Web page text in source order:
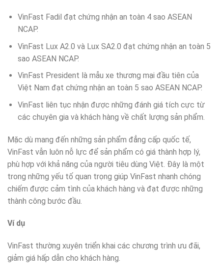
VinFast Fadil đạt chứng nhận an toàn 4 sao ASEAN
NCAP.
VinFast Lux A2.0 và Lux SA2.0 đạt chứng nhận an toàn 5
sao ASEAN NCAP.
VinFast President là mẫu xe thương mại đầu tiên của
Việt Nam đạt chứng nhận an toàn 5 sao ASEAN NCAP.
VinFast liên tục nhận được những đánh giá tích cực từ
các chuyên gia và khách hàng về chất lượng sản phẩm.
Mặc dù mang đến những sản phẩm đẳng cấp quốc tế,
VinFast vẫn luôn nỗ lực để sản phẩm có giá thành hợp lý,
phù hợp với khả năng của người tiêu dùng Việt. Đây là một
trong những yếu tố quan trọng giúp VinFast nhanh chóng
chiếm được cảm tình của khách hàng và đạt được những
thành công bước đầu.
Ví dụ
VinFast thường xuyên triển khai các chương trình ưu đãi,
giảm giá hấp dẫn cho khách hàng.